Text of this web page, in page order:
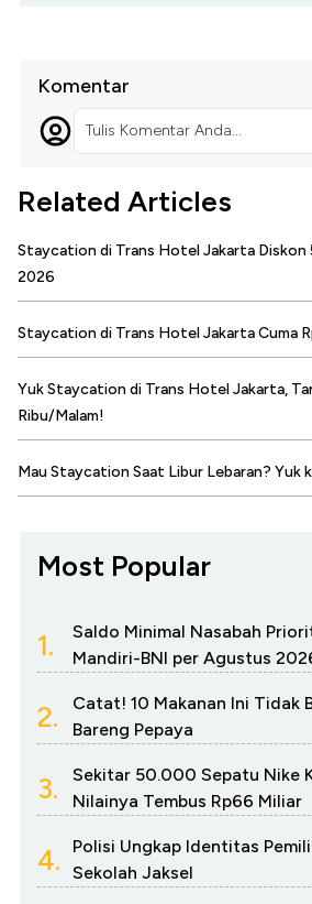
Komentar
Tulis Komentar Anda...
Related Articles
Staycation di Trans Hotel Jakarta Diskon
2026
Staycation di Trans Hotel Jakarta Cuma
Yuk Staycation di Trans Hotel Jakarta,
Ribu/Malam!
Mau Staycation Saat Libur Lebaran? Yuk
Most Popular
1.
Saldo Minimal Nasabah
Mandiri-BNI per Agustus
2.
Catat! 10 Makanan Ini Tidak
Bareng Pepaya
3.
Sekitar 50.000 Sepatu Nike
Nilainya Tembus Rp66 Miliar
4.
Polisi Ungkap Identitas
Sekolah Jaksel